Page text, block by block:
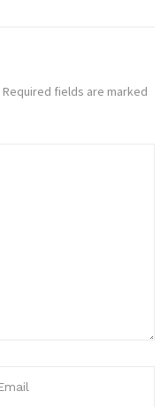
Required fields are marked